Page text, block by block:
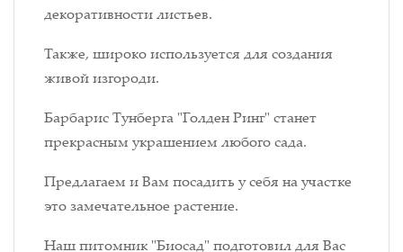
декоративности листьев.
Также, широко используется для создания
живой изгороди.
Барбарис Тунберга "Голден Ринг" станет
прекрасным украшением любого сада.
Предлагаем и Вам посадить у себя на участке
это замечательное растение.
Наш питомник "Биосад" подготовил для Вас